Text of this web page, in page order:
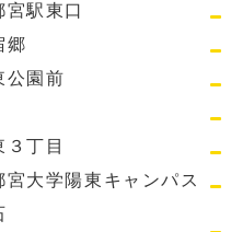
宮駅東口
郷
公園前
３丁目
宮大学陽東キャンパス